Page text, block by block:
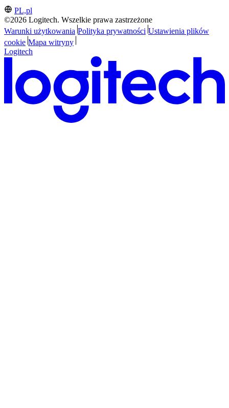
PL,pl
©2026 Logitech. Wszelkie prawa zastrzeżone
Warunki użytkowania Polityka prywatności Ustawienia plików
cookie Mapa witryny
Logitech